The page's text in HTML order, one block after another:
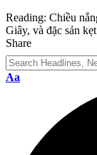
Reading: Chiều
Giây, và đặc sản
Share
Font
Aa